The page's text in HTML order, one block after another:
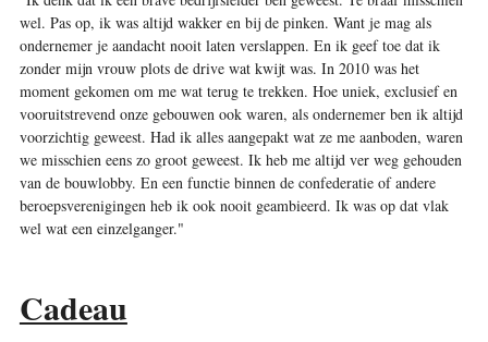
wel. Pas op, ik was altijd wakker en bij de pinken. Want je mag als
ondernemer je aandacht nooit laten verslappen. En ik geef toe dat ik
zonder mijn vrouw plots de drive wat kwijt was. In 2010 was het
moment gekomen om me wat terug te trekken. Hoe uniek, exclusief en
vooruitstrevend onze gebouwen ook waren, als ondernemer ben ik altijd
voorzichtig geweest. Had ik alles aangepakt wat ze me aanboden, waren
we misschien eens zo groot geweest. Ik heb me altijd ver weg gehouden
van de bouwlobby. En een functie binnen de confederatie of andere
beroepsverenigingen heb ik ook nooit geambieerd. Ik was op dat vlak
wel wat een einzelganger."
Cadeau